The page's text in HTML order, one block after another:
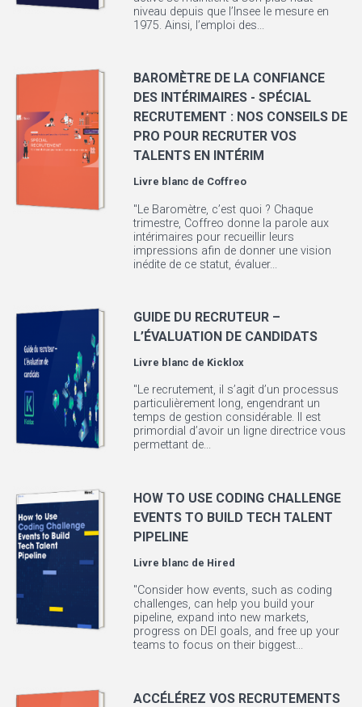
niveau depuis que l’Insee le mesure en
1975. Ainsi, l’emploi des...
BAROMÈTRE DE LA CONFIANCE
DES INTÉRIMAIRES - SPÉCIAL
RECRUTEMENT : NOS CONSEILS DE
PRO POUR RECRUTER VOS
TALENTS EN INTÉRIM
Livre blanc de Coffreo
"Le Baromètre, c’est quoi ? Chaque
trimestre, Coffreo donne la parole aux
intérimaires pour recueillir leurs
impressions afin de donner une vision
inédite de ce statut, évaluer...
GUIDE DU RECRUTEUR –
L’ÉVALUATION DE CANDIDATS
Livre blanc de Kicklox
"Le recrutement, il s’agit d’un processus
particulièrement long, engendrant un
temps de gestion considérable. Il est
primordial d’avoir un ligne directrice vous
permettant de...
HOW TO USE CODING CHALLENGE
EVENTS TO BUILD TECH TALENT
PIPELINE
Livre blanc de Hired
"Consider how events, such as coding
challenges, can help you build your
pipeline, expand into new markets,
progress on DEI goals, and free up your
teams to focus on their biggest...
ACCÉLÉREZ VOS RECRUTEMENTS